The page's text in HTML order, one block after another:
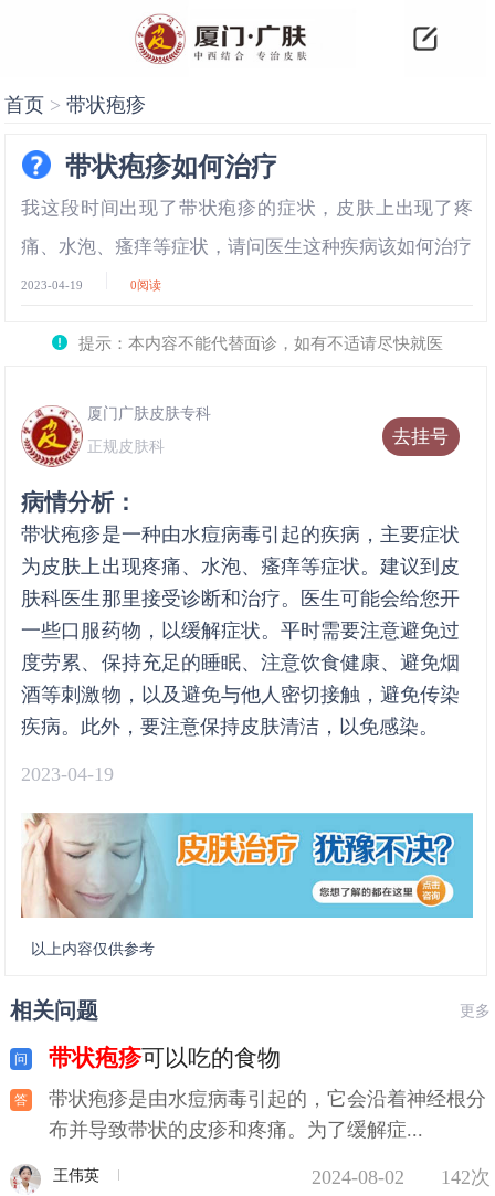
首页 >带状疱疹
带状疱疹如何治疗
我这段时间出现了带状疱疹的症状，皮肤上出现了疼
痛、水泡、瘙痒等症状，请问医生这种疾病该如何治疗
2023-04-19 0阅读
提示：本内容不能代替面诊，如有不适请尽快就医
去挂号
厦门广肤皮肤专科
正规皮肤科
病情分析：
带状疱疹是一种由水痘病毒引起的疾病，主要症状
为皮肤上出现疼痛、水泡、瘙痒等症状。建议到皮
肤科医生那里接受诊断和治疗。医生可能会给您开
一些口服药物，以缓解症状。平时需要注意避免过
度劳累、保持充足的睡眠、注意饮食健康、避免烟
酒等刺激物，以及避免与他人密切接触，避免传染
疾病。此外，要注意保持皮肤清洁，以免感染。
2023-04-19
以上内容仅供参考
相关问题 更多
带状疱疹可以吃的食物
带状疱疹是由水痘病毒引起的，它会沿着神经根分
布并导致带状的皮疹和疼痛。为了缓解症...
王伟英 2024-08-02 142次